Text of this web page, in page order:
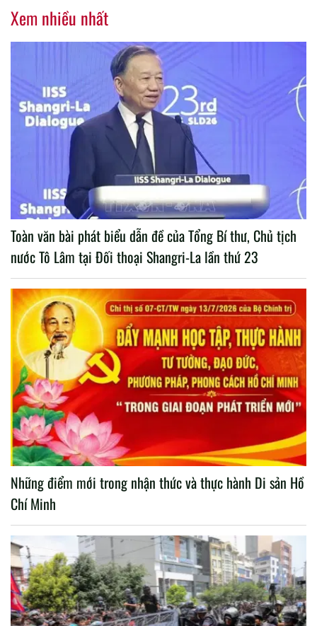
Xem nhiều nhất
Toàn văn bài phát biểu dẫn đề của Tổng Bí thư, Chủ tịch
nước Tô Lâm tại Đối thoại Shangri-La lần thứ 23
Những điểm mới trong nhận thức và thực hành Di sản Hồ
Chí Minh